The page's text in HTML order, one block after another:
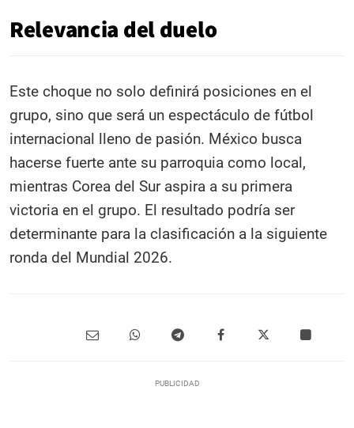
Relevancia del duelo
Este choque no solo definirá posiciones en el
grupo, sino que será un espectáculo de fútbol
internacional lleno de pasión. México busca
hacerse fuerte ante su parroquia como local,
mientras Corea del Sur aspira a su primera
victoria en el grupo. El resultado podría ser
determinante para la clasificación a la siguiente
ronda del Mundial 2026.